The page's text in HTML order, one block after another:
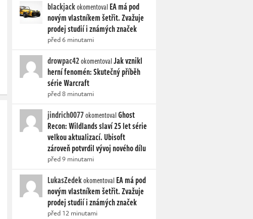
blackjackokomentoval EA má pod
novým vlastníkem šetřit. Zvažuje
prodej studií i známých značek
před 6 minutami
drowpac42okomentovalJak vznikl
herní fenomén: Skutečný příběh
série Warcraft
před 8 minutami
jindrich0077okomentovalGhost
Recon: Wildlands slaví 25 let série
velkou aktualizací. Ubisoft
zároveň potvrdil vývoj nového dílu
před 9 minutami
LukasZedekokomentoval EA má pod
novým vlastníkem šetřit. Zvažuje
prodej studií i známých značek
před 12 minutami